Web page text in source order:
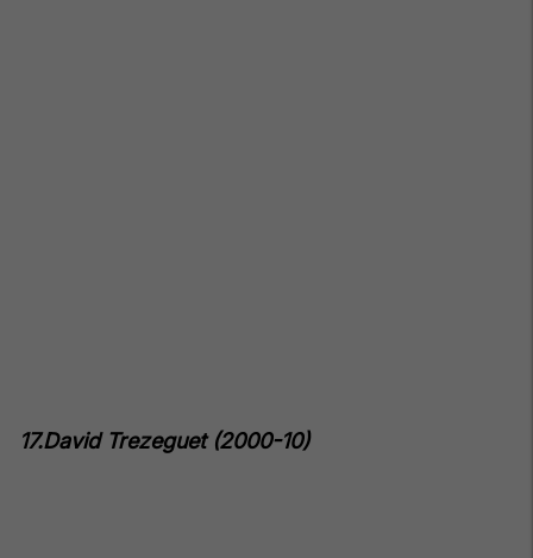
17.David Trezeguet (2000-10)